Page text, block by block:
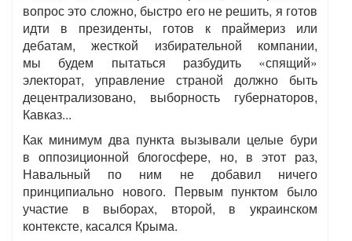
вопрос это сложно, быстро его не решить, я готов
идти в президенты, готов к праймериз или
дебатам, жесткой избирательной компании,
мы будем пытаться разбудить «спящий»
электорат, управление страной должно быть
децентрализовано, выборность губернаторов,
Кавказ...
Как минимум два пункта вызывали целые бури
в оппозиционной блогосфере, но, в этот раз,
Навальный по ним не добавил ничего
принципиально нового. Первым пунктом было
участие в выборах, второй, в украинском
контексте, касался Крыма.